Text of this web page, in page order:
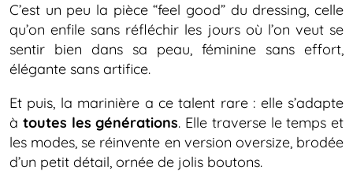
C’est un peu la pièce “feel good” du dressing, celle
qu’on enfile sans réfléchir les jours où l’on veut se
sentir bien dans sa peau, féminine sans effort,
élégante sans artifice.
Et puis, la marinière a ce talent rare : elle s’adapte
à toutes les générations. Elle traverse le temps et
les modes, se réinvente en version oversize, brodée
d’un petit détail, ornée de jolis boutons.